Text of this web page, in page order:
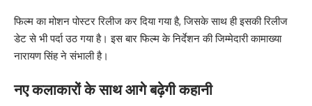
फिल्म का मोशन पोस्टर रिलीज कर दिया गया है, जिसके साथ ही इसकी रिलीज
डेट से भी पर्दा उठ गया है। इस बार फिल्म के निर्देशन की जिम्मेदारी कामाख्या
नारायण सिंह ने संभाली है।
नए कलाकारों के साथ आगे बढ़ेगी कहानी